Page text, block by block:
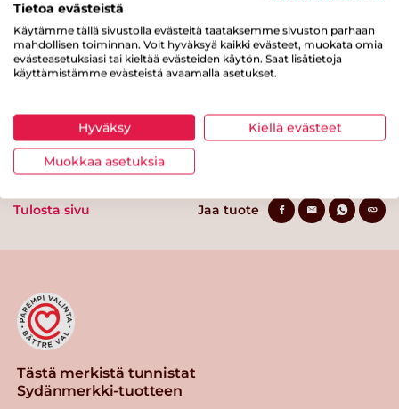
josta sokereita
Kuitua 0.4 g
Proteiinia
Tulosta sivu Jaa tuote
Tästä merkistä tunnistat
Sydänmerkki-tuotteen
Tietoa evästeistä
Käytämme tällä sivustolla evästeitä taataksemme sivuston parhaan
mahdollisen toiminnan. Voit hyväksyä kaikki evästeet, muokata omia
evästeasetuksiasi tai kieltää evästeiden käytön. Saat lisätietoja
käyttämistämme evästeistä avaamalla asetukset.
Hyväksy Kiellä evästeet
Muokkaa asetuksia